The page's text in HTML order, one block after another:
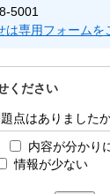
5001
は専用フォームを
ください
点はありました
内容が分かり
情報が少ない